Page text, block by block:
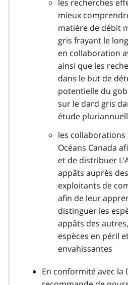
les recherches
mieux
matière de débit
gris frayant le
en collaboration
ainsi que les
dans le but de
potentielle du
sur le dard gris
étude
les collaborations
Océans Canada
et de distribuer
appâts auprès
exploitants de
afin de leur
distinguer les
appâts des
espèces en péril
envahissantes
En conformité avec la